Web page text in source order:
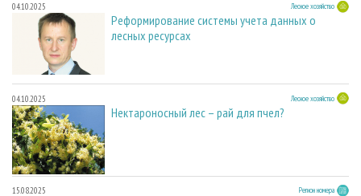
04.10.2025 Лесное хозяйство
Реформирование системы учета данных о
лесных ресурсах
04.10.2025 Лесное хозяйство
Нектароносный лес – рай для пчел?
15.08.2025 Регион номера